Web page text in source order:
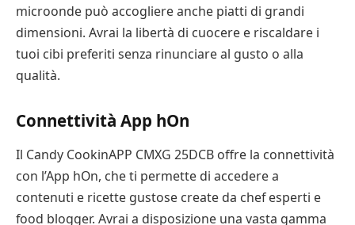
microonde può accogliere anche piatti di grandi
dimensioni. Avrai la libertà di cuocere e riscaldare i
tuoi cibi preferiti senza rinunciare al gusto o alla
qualità.
Connettività App hOn
Il Candy CookinAPP CMXG 25DCB offre la connettività
con l’App hOn, che ti permette di accedere a
contenuti e ricette gustose create da chef esperti e
food blogger. Avrai a disposizione una vasta gamma